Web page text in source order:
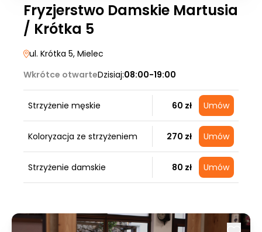
Fryzjerstwo Damskie Martusia
/ Krótka 5
ul. Krótka 5, Mielec
Wkrótce otwarteDzisiaj:08:00-19:00
Strzyżenie męskie 60 zł Umów
Koloryzacja ze strzyżeniem 270 zł Umów
Strzyżenie damskie 80 zł Umów